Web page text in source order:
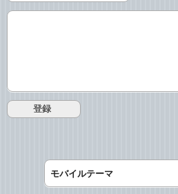
モバイルテーマ